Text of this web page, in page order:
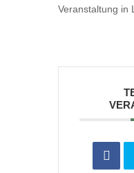
Ver­an­stal­tung in